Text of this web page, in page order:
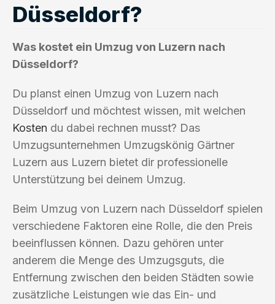
Düsseldorf?
Was kostet ein Umzug von Luzern nach
Düsseldorf?
Du planst einen Umzug von Luzern nach
Düsseldorf und möchtest wissen, mit welchen
Kosten du dabei rechnen musst? Das
Umzugsunternehmen Umzugskönig Gärtner
Luzern aus Luzern bietet dir professionelle
Unterstützung bei deinem Umzug.
Beim Umzug von Luzern nach Düsseldorf spielen
verschiedene Faktoren eine Rolle, die den Preis
beeinflussen können. Dazu gehören unter
anderem die Menge des Umzugsguts, die
Entfernung zwischen den beiden Städten sowie
zusätzliche Leistungen wie das Ein- und